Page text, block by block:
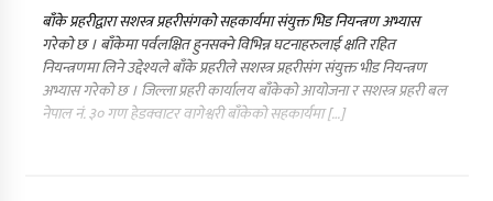
बाँके प्रहरीद्वारा सशस्त्र प्रहरीसंगको सहकार्यमा संयुक्त भिड नियन्त्रण अभ्यास
गरेको छ । बाँकेमा पर्वलक्षित हुनसक्ने विभिन्न घटनाहरुलाई क्षति रहित
नियन्त्रणमा लिने उद्देश्यले बाँके प्रहरीले सशस्त्र प्रहरीसंग संयुक्त भीड नियन्त्रण
अभ्यास गरेको छ । जिल्ला प्रहरी कार्यालय बाँकेको आयोजना र सशस्त्र प्रहरी बल
नेपाल नं. ३० गण हेडक्वाटर वागेश्वरी बाँकेको सहकार्यमा […]